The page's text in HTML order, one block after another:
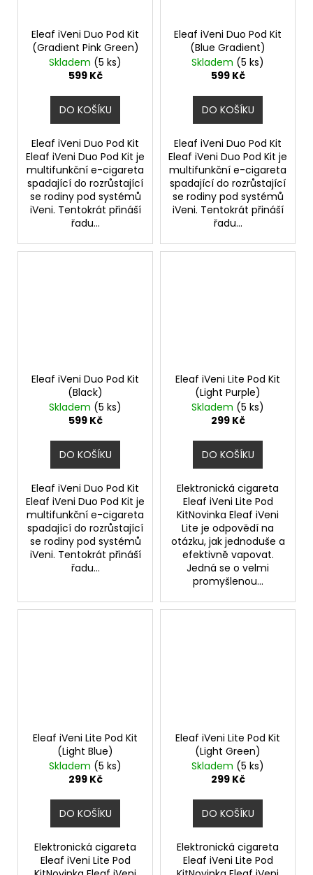
Eleaf iVeni Duo Pod Kit
(Gradient Pink Green)
Skladem (5 ks)
599 Kč
DO KOŠÍKU
Eleaf iVeni Duo Pod Kit
Eleaf iVeni Duo Pod Kit je
multifunkční e-cigareta
spadající do rozrůstající
se rodiny pod systémů
iVeni. Tentokrát přináší
řadu...
Eleaf iVeni Duo Pod Kit
(Blue Gradient)
Skladem (5 ks)
599 Kč
DO KOŠÍKU
Eleaf iVeni Duo Pod Kit
Eleaf iVeni Duo Pod Kit je
multifunkční e-cigareta
spadající do rozrůstající
se rodiny pod systémů
iVeni. Tentokrát přináší
řadu...
Eleaf iVeni Duo Pod Kit
(Black)
Skladem (5 ks)
599 Kč
DO KOŠÍKU
Eleaf iVeni Duo Pod Kit
Eleaf iVeni Duo Pod Kit je
multifunkční e-cigareta
spadající do rozrůstající
se rodiny pod systémů
iVeni. Tentokrát přináší
řadu...
Eleaf iVeni Lite Pod Kit
(Light Purple)
Skladem (5 ks)
299 Kč
DO KOŠÍKU
Elektronická cigareta
Eleaf iVeni Lite Pod
KitNovinka Eleaf iVeni
Lite je odpovědí na
otázku, jak jednoduše a
efektivně vapovat.
Jedná se o velmi
promyšlenou...
Eleaf iVeni Lite Pod Kit
(Light Blue)
Skladem (5 ks)
299 Kč
DO KOŠÍKU
Elektronická cigareta
Eleaf iVeni Lite Pod
Eleaf iVeni Lite Pod Kit
(Light Green)
Skladem (5 ks)
299 Kč
DO KOŠÍKU
Elektronická cigareta
Eleaf iVeni Lite Pod